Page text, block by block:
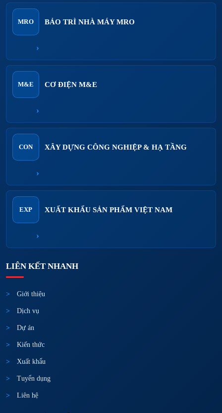
MRO BẢO TRÌ NHÀ MÁY MRO
›
M&E CƠ ĐIỆN M&E
›
CON XÂY DỰNG CÔNG NGHIỆP & HẠ TẦNG
›
EXP XUẤT KHẨU SẢN PHẨM VIỆT NAM
›
LIÊN KẾT NHANH
Giới thiệu
Dịch vụ
Dự án
Kiến thức
Xuất khẩu
Tuyển dụng
Liên hệ